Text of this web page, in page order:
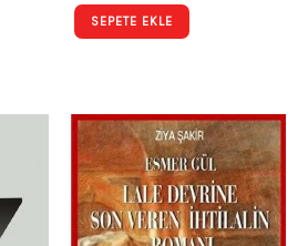
SEPETE EKLE